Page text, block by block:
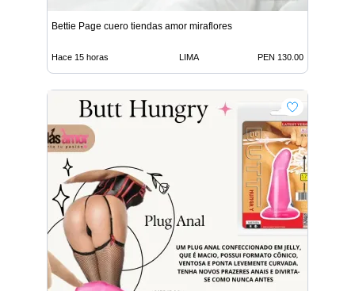
Bettie Page cuero tiendas amor miraflores
Hace 15 horas LIMA PEN 130.00